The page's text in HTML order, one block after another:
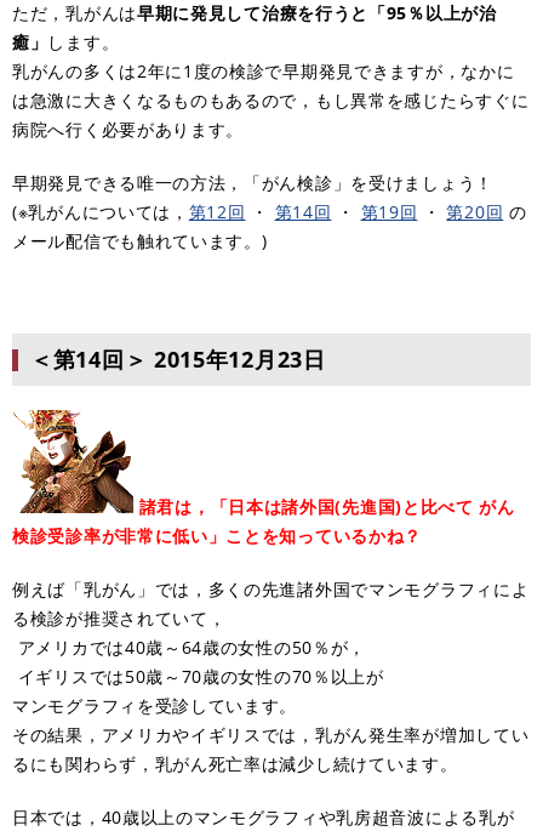
ただ，乳がんは早期に発見して治療を行うと「95％以上が治
癒」 します。
乳がんの多くは2年に1度の検診で早期発見できますが，なかに
は急激に大きくなるものもあるので，もし異常を感じたらすぐに
病院へ行く必要があります。
早期発見できる唯一の方法，「がん検診」を受けましょう！
(※乳がんについては， 第12回 ・ 第14回 ・ 第19回 ・第20回 の
メール配信でも触れています。)
＜第14回＞ 2015年12月23日
諸君は，「日本は諸外国(先進国)と比べて がん
検診受診率が非常に低い」ことを知っているかね？
例えば「乳がん」では，多くの先進諸外国でマンモグラフィによ
る検診が推奨されていて，
アメリカでは40歳～64歳の女性の50％が，
イギリスでは50歳～70歳の女性の70％以上が
マンモグラフィを受診しています。
その結果，アメリカやイギリスでは，乳がん発生率が増加してい
るにも関わらず，乳がん死亡率は減少し続けています。
日本では，40歳以上のマンモグラフィや乳房超音波による乳が